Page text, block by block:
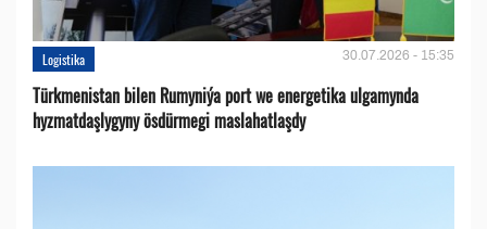
Logistika 30.07.2026 - 15:35
Türkmenistan bilen Rumyniýa port we energetika ulgamynda
hyzmatdaşlygyny ösdürmegi maslahatlaşdy